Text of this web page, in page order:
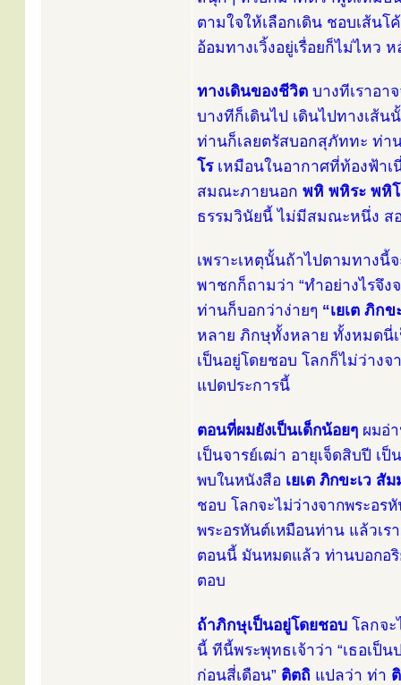
ตามใจให้เลือกเดิน ชอบเส้น
อ้อมทางเวิ้งอยู่เรื่อยก็ไม่ไหว
ทางเดินของชีวิต บางทีเราอา
บางทีก็เดินไป เดินไปทางเส้
ท่านก็เลยตรัสบอกสุภัททะ ท่า
โรเหมือนในอากาศที่ท้องฟ้าเ
สมณะภายนอก พหิ พหิระ พหิ
ธรรมวินัยนี้ ไม่มีสมณะหนึ่ง ส
เพราะเหตุนั้นถ้าไปตามทาง
พาชกก็ถามว่า “ทำอย่างไรจึ
ท่านก็บอกว่าง่ายๆ “เยเต ภิก
หลาย ภิกษุทั้งหลาย ทั้งหมดนี่
เป็นอยู่โดยชอบ โลกก็ไม่ว่างจ
แปดประการนี้
ตอนที่ผมยังเป็นเด็กน้อยๆ ผมอ่
เป็นจารย์เฒ่า อายุเจ็ดสิบปี เ
พบในหนังสือ เยเต ภิกขะเว สั
ชอบ โลกจะไม่ว่างจากพระอร
พระอรหันต์เหมือนท่าน แล้วเร
ตอนนี้ มันหมดแล้ว ท่านบอกอริ
ตอบ
ถ้าภิกษุเป็นอยู่โดยชอบ โลกจ
นี้ ทีนี้พระพุทธเจ้าว่า “เธอเป็
ก่อนสี่เดือน” ติตถิ แปลว่า ท่า